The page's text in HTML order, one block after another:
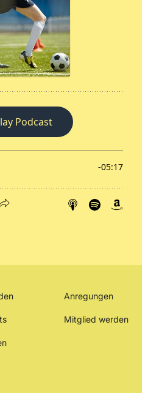
Anregungen
Mitglied werden